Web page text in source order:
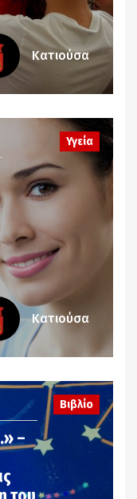
Κατιούσα
Υγεία
Κατιούσα
Βιβλίο
–